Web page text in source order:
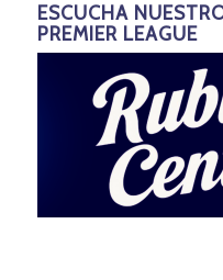
ESCUCHA
PREMIER LEAGUE